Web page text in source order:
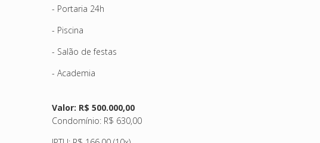
- Portaria 24h
- Piscina
- Salão de festas
- Academia
Valor: R$ 500.000,00
Condomínio: R$ 630,00